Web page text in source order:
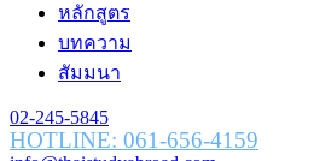
หลักสูตร
บทความ
สัมมนา
02-245-5845
HOTLINE: 061-656-4159